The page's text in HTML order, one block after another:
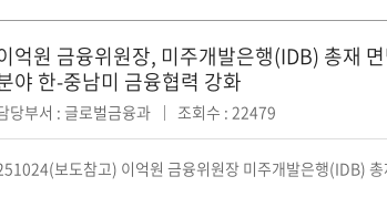
억원 금융위원장, 미주개발은행(IDB) 총재
야 한-중남미 금융협력 강화
당부서 : 글로벌금융과 조회수 : 22479
보도참고) 이억원 금융위원장 미주개발은행(IDB)